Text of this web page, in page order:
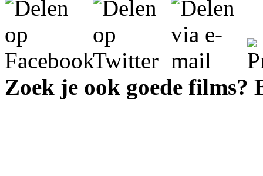
Zoek je ook goede films?